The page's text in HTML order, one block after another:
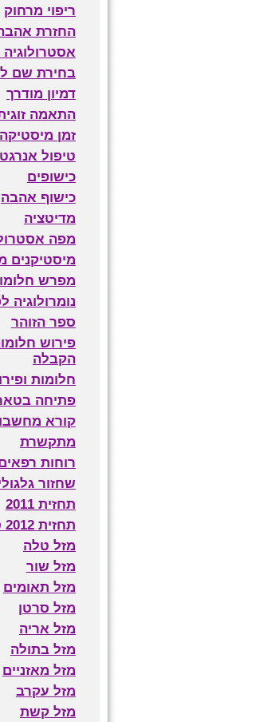
ריפוי מרחוק
החזרת
אסטרולוגיה
בחירת שם
דמיון מודרך
התאמה
זמן מיסטיקה
טיפול
כישופים
כישוף אהבה
מדיטציה
מפה
מיסטיקנים
מפרש
נומרולוגיה
ספר הזוהר
פירוש
הקבלה
חלומות
פתיחה
קורא
מתקשרת
רוחות
שחזור
תחזית 2011
תחזית 2012 סוף העולם
מזל טלה
מזל שור
מזל תאומים
מזל סרטן
מזל אריה
מזל בתולה
מזל מאזניים
מזל עקרב
מזל קשת